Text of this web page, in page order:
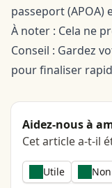
passeport
À noter : Cela ne
Conseil : Gardez
pour finaliser
Aidez-nous à
Cet article a-t-il
Utile